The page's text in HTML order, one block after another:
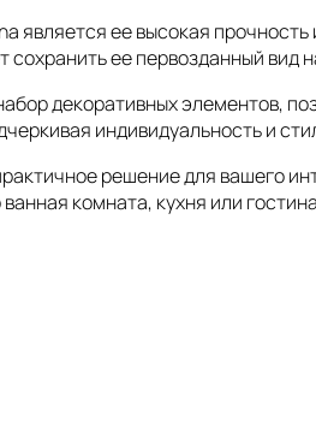
ее высокая
сохранить ее первозданный вид
декоративных элементов,
индивидуальность и
решение для вашего
комната, кухня или